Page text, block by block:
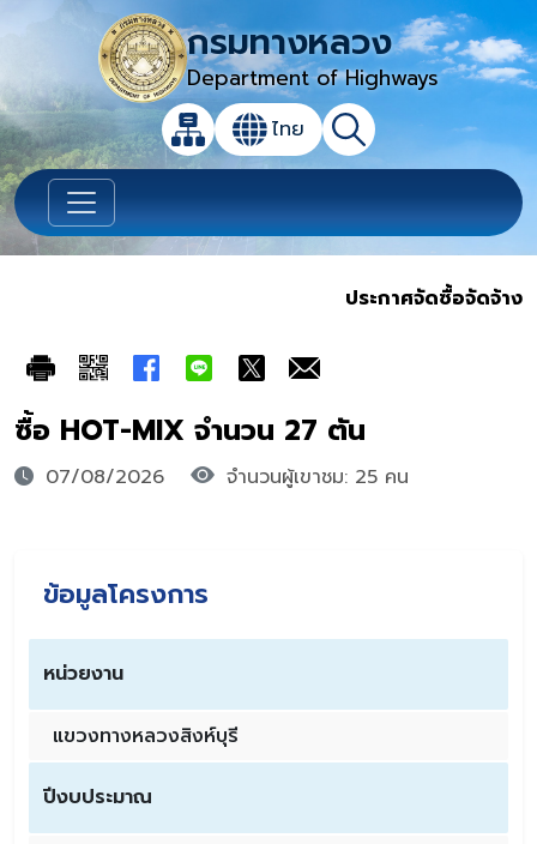
กรมทางหลวง
Department of Highways
แผนผังเว็บไซต์
เปลี่ยนภาษา
ไทย ค้นหา
เปิดกล่องค้นหาข้อมูลหลักของเว็บไซต์
ประกาศจัดซื้อจัดจ้าง
ซื้อ HOT-MIX จำนวน 27 ตัน
07/08/2026 จำนวนผู้เขาชม: 25 คน
ข้อมูลโครงการ
หน่วยงาน
แขวงทางหลวงสิงห์บุรี
ปีงบประมาณ